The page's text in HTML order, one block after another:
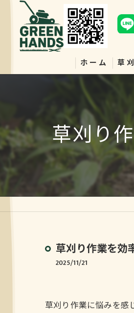
ホーム 草
草刈り
草刈り作業を効
2025/11/21
草刈り作業に悩みを感